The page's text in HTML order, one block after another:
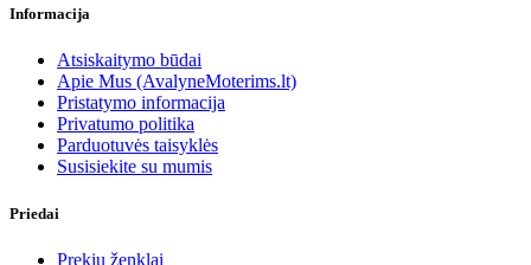
Informacija
Atsiskaitymo būdai
Apie Mus (AvalyneMoterims.lt)
Pristatymo informacija
Privatumo politika
Parduotuvės taisyklės
Susisiekite su mumis
Priedai
Prekių ženklai